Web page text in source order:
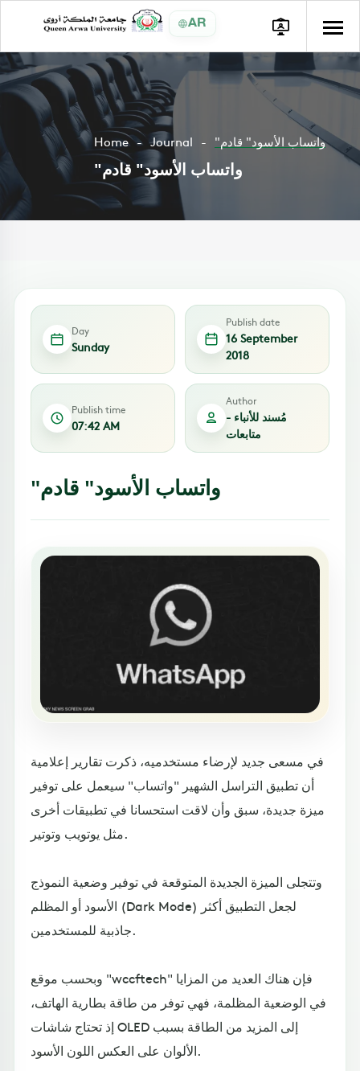
AR
Home Journal "واتساب الأسود" قادم
"واتساب الأسود" قادم
Day
Sunday
Publish date
16 September
2018
Publish time
07:42 AM
Author
مُسند للأنباء -
متابعات
"واتساب الأسود" قادم
في مسعى جديد لإرضاء مستخدميه، ذكرت تقارير إعلامية
أن تطبيق التراسل الشهير "واتساب" سيعمل على توفير
ميزة جديدة، سبق وأن لاقت استحسانا في تطبيقات أخرى
مثل يوتويب وتوتير.
وتتجلى الميزة الجديدة المتوقعة في توفير وضعية النموذج
الأسود أو المظلم (Dark Mode) لجعل التطبيق أكثر
جاذبية للمستخدمين.
وبحسب موقع "wccftech" فإن هناك العديد من المزايا
في الوضعية المظلمة، فهي توفر من طاقة بطارية الهاتف،
إذ تحتاج شاشات OLED إلى المزيد من الطاقة بسبب
الألوان على العكس اللون الأسود.